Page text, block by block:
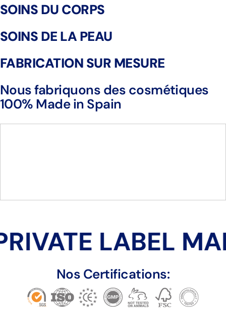
SOINS DU CORPS
SOINS DE LA PEAU
FABRICATION SUR MESURE
Nous fabriquons des cosmétiques
100% Made in Spain
LABEL
Nos Certifications: